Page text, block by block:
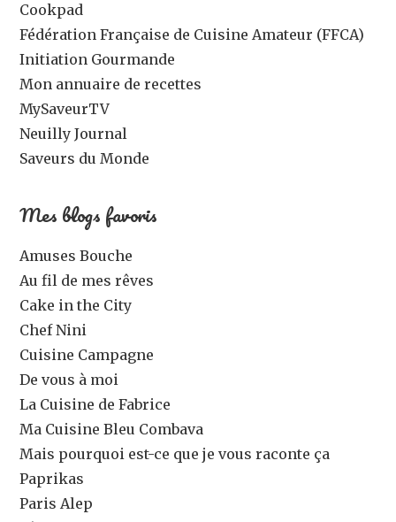
Cookpad
Fédération Française de Cuisine Amateur (FFCA)
Initiation Gourmande
Mon annuaire de recettes
MySaveurTV
Neuilly Journal
Saveurs du Monde
Mes blogs favoris
Amuses Bouche
Au fil de mes rêves
Cake in the City
Chef Nini
Cuisine Campagne
De vous à moi
La Cuisine de Fabrice
Ma Cuisine Bleu Combava
Mais pourquoi est-ce que je vous raconte ça
Paprikas
Paris Alep